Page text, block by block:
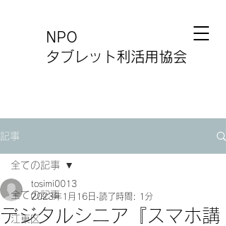
NPO
タブレット利活用協会
記事
全ての記事
江東区
全ての記事
デジタルシニア『スマホ講
tosimi0013
2023年1月16日 読了時間: 1分